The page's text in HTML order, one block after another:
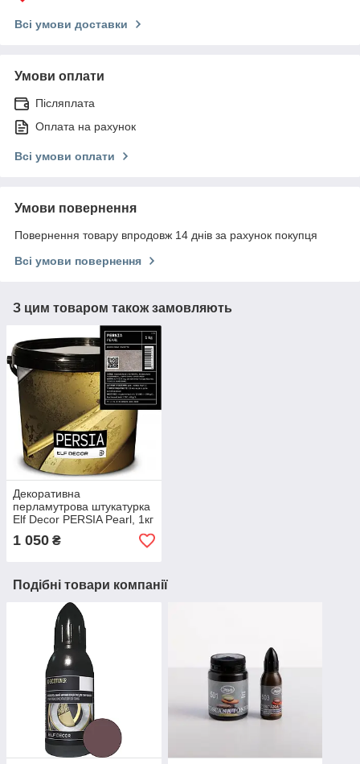
Всі умови доставки
Умови оплати
Післяплата
Оплата на рахунок
Всі умови оплати
Умови повернення
Повернення товару впродовж 14 днів за рахунок покупця
Всі умови повернення
З цим товаром також замовляють
Декоративна
перламутрова штукатурка
Elf Decor PERSIA Pearl, 1кг
1 050 ₴
Подібні товари компанії